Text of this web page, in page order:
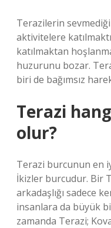
Terazilerin
aktivitelere
katılmaktan
huzurunu bozar.
biri de bağımsız
Terazi
olur?
Terazi burcunun en
İkizler burcudur. Bir
arkadaşlığı sadece
insanlara da büyük
zamanda Terazi;